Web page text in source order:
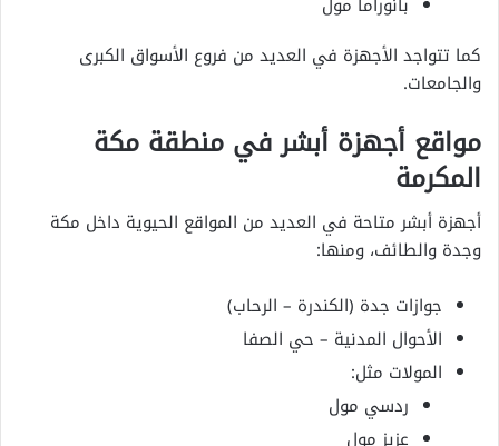
كما تتواجد الأجهزة في العديد من فروع الأسواق الكبرى
والجامعات.
مواقع أجهزة أبشر في منطقة مكة
المكرمة
أجهزة أبشر متاحة في العديد من المواقع الحيوية داخل مكة
وجدة والطائف، ومنها:
جوازات جدة (الكندرة – الرحاب)
الأحوال المدنية – حي الصفا
المولات مثل:
ردسي مول